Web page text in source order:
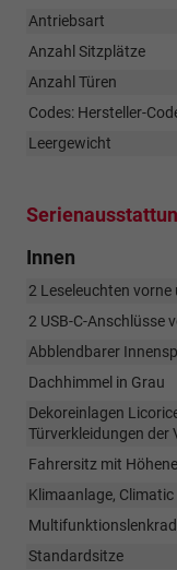
Antriebsart
Anzahl Sitzplätze
Anzahl Türen
Codes: Hersteller-
Leergewicht
Innen
2 Leseleuchten vorne
2 USB-C-Anschlüsse
Abblendbarer
Dachhimmel in Grau
Dekoreinlagen
Türverkleidungen der
Fahrersitz mit
Klimaanlage, Climatic
Multifunktionslenkrad
Standardsitze